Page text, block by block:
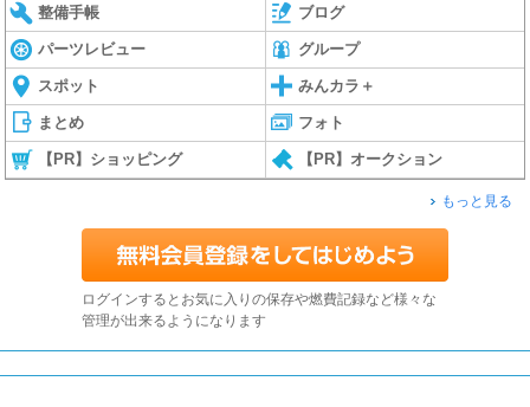
整備手帳 ブログ
パーツレビュー グループ
スポット みんカラ＋
まとめ フォト
【PR】ショッピング 【PR】オークション
もっと見る
ログインするとお気に入りの保存や燃費記録など様々な
管理が出来るようになります